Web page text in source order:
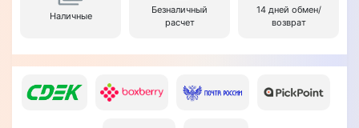
Наличные
Безналичный
расчет
14 дней обмен/
возврат